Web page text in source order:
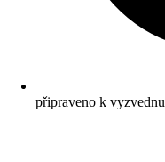
připraveno k